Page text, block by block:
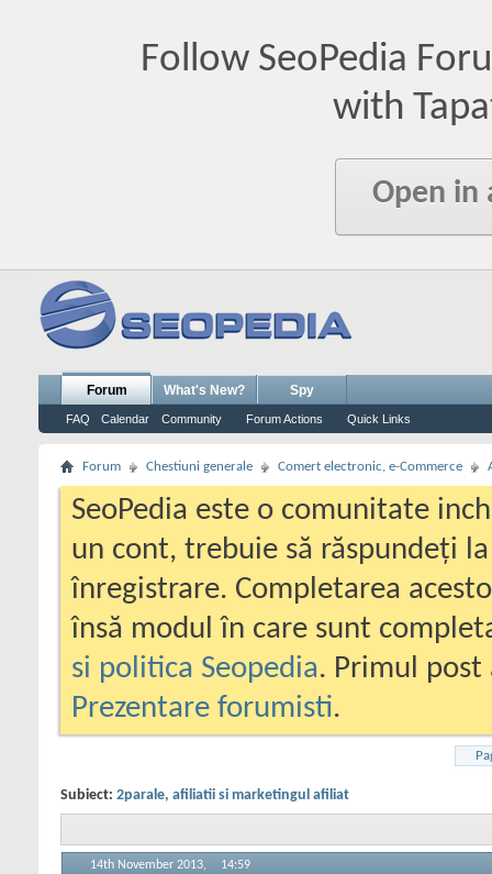
Follow SeoPedia
with
Open in
Forum
FAQ Calendar Community Forum Actions Quick Links
What's New? Spy
Forum Chestiuni generale Comert electronic, e-Commerce
SeoPedia este o comunitate
un cont, trebuie să răspundeți
înregistrare. Completarea
însă modul în care sunt
si politica Seopedia. Primul
Prezentare forumisti.
Subiect: 2parale, afiliatii si marketingul afiliat
14th November 2013, 14:59